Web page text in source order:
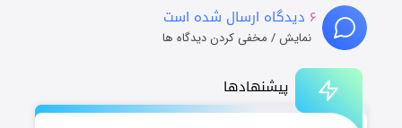
پیشنهادها
۶ دیدگاه ارسال شده است
نمایش / مخفی کردن دیدگاه ها